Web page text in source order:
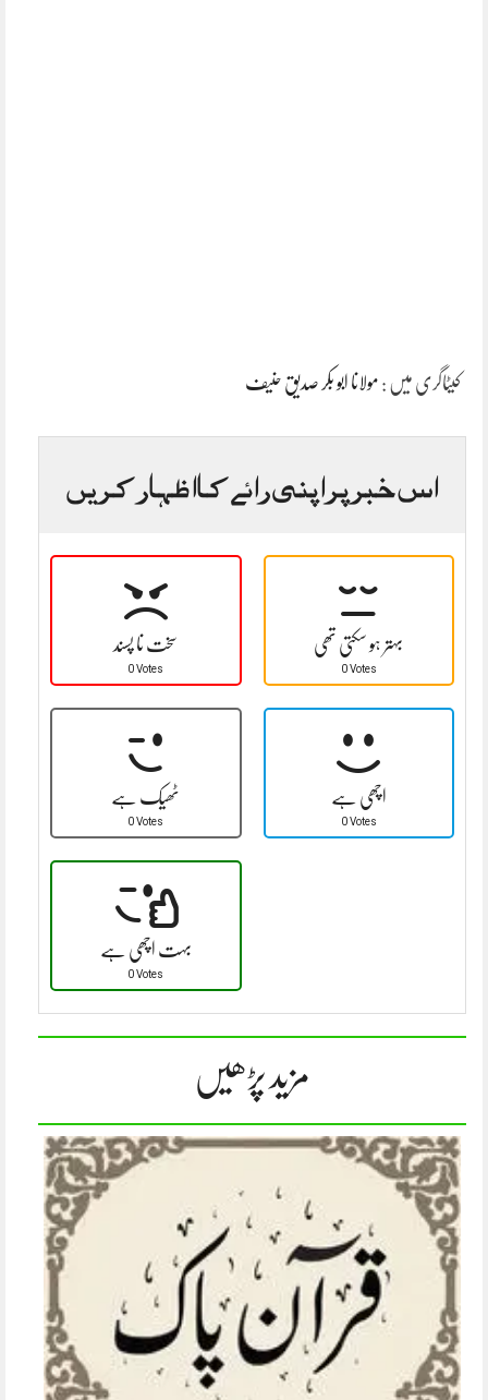
کیٹاگری میں : مولانا ابو بکر صدیق حنیف
اس خبر پر اپنی رائے کا اظہار کریں
سخت نا پسند
0 Votes
بہتر ہو سکتی تھی
0 Votes
ٹھیک ہے
0 Votes
اچھی ہے
0 Votes
بہت اچھی ہے
0 Votes
مزید پڑھیں